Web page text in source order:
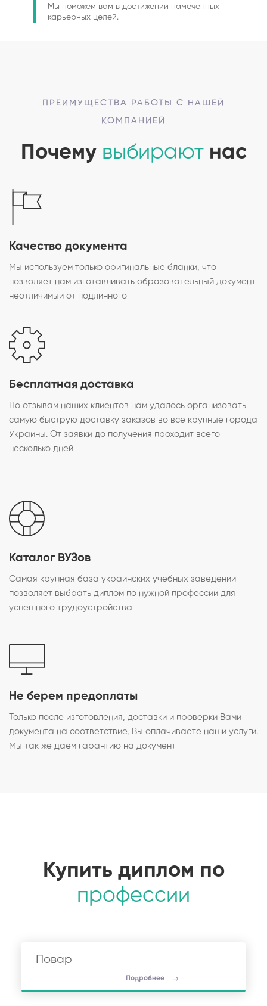
Мы поможем вам в достижении намеченных
карьерных целей.
ПРЕИМУЩЕСТВА РАБОТЫ С НАШЕЙ
КОМПАНИЕЙ
Почему выбираютнас
Качество документа
Мы используем только оригинальные бланки, что
позволяет нам изготавливать образовательный документ
неотличимый от подлинного
Бесплатная доставка
По отзывам наших клиентов нам удалось организовать
самую быструю доставку заказов во все крупные города
Украины. От заявки до получения проходит всего
несколько дней
Каталог ВУЗов
Самая крупная база украинских учебных заведений
позволяет выбрать диплом по нужной профессии для
успешного трудоустройства
Не берем предоплаты
Только после изготовления, доставки и проверки Вами
документа на соответствие, Вы оплачиваете наши услуги.
Мы так же даем гарантию на документ
Купить диплом по
профессии
Повар
Подробнее